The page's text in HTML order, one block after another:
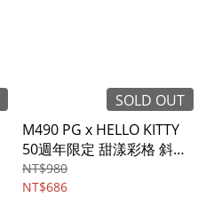
SOLD OUT
M490 PG x HELLO KITTY
50週年限定 甜漾彩格 斜背
長夾 粉色
NT$980
NT$686